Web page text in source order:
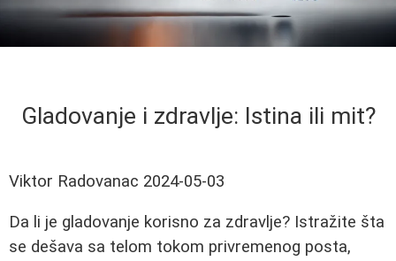
Gladovanje i zdravlje: Istina ili mit?
Viktor Radovanac 2024-05-03
Da li je gladovanje korisno za zdravlje? Istražite šta
se dešava sa telom tokom privremenog posta,